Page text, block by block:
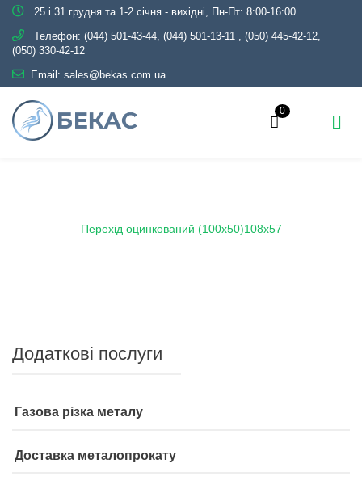
25 і 31 грудня та 1-2 січня - вихідні, Пн-Пт: 8:00-16:00
Телефон: (044) 501-43-44, (044) 501-13-11 , (050) 445-42-12,
(050) 330-42-12
Email: sales@bekas.com.ua
0
Перехід оцинкований (100х50)108х57
Додаткові послуги
Газова різка металу
Доставка металопрокату